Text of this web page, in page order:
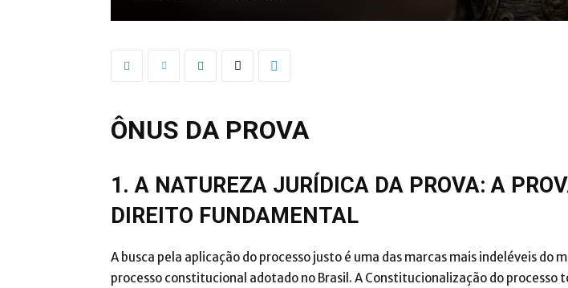
ÔNUS DA PROVA
1. A NATUREZA JURÍDICA DA PROVA: A
DIREITO FUNDAMENTAL
A busca pela aplicação do processo justo é uma das marcas mais indeléveis do
processo constitucional adotado no Brasil. A Constitucionalização do processo